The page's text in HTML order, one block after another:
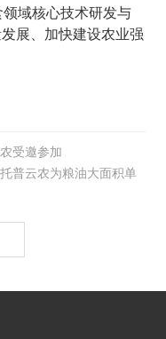
领域核心技术研发与
展、加快建设农业强
受邀参加
普云农为粮油大面积单